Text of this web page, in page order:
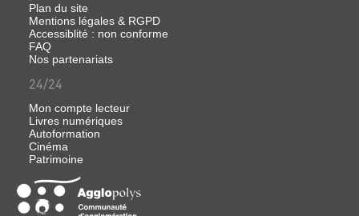
Plan du site
Mentions légales & RGPD
Accessiblité : non conforme
FAQ
Nos partenariats
24/24
Mon compte lecteur
Livres numériques
Autoformation
Cinéma
Patrimoine